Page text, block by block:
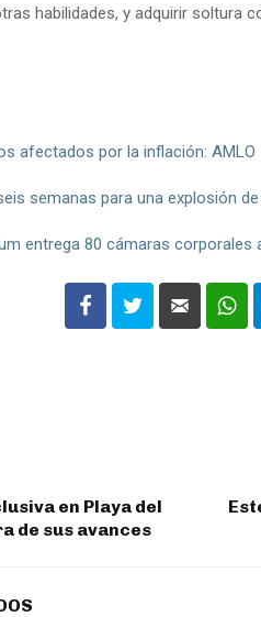
habilidades, y adquirir soltura
afectados por la inflación: AMLO
semanas para una explosión
entrega 80 cámaras corporales
en Playa del
de sus avances